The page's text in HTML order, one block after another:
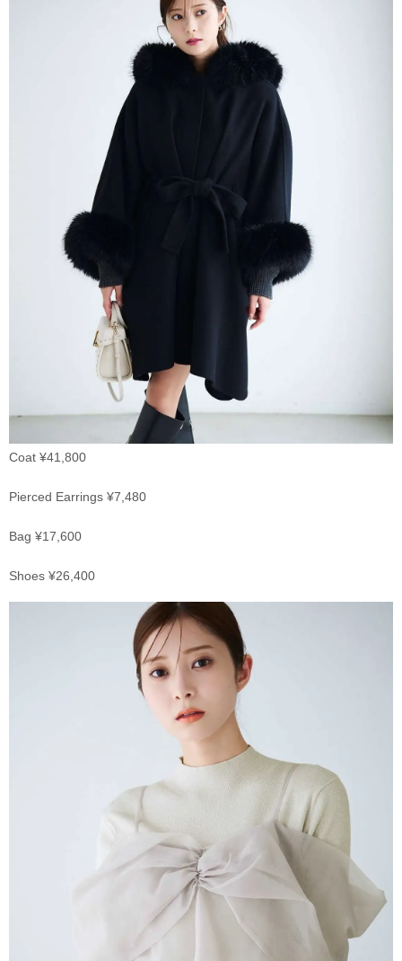
Coat ¥41,800
Pierced Earrings ¥7,480
Bag ¥17,600
Shoes ¥26,400